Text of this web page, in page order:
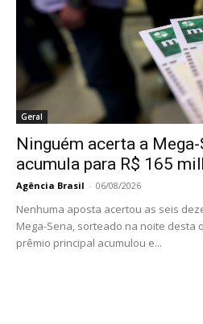
Geral
Ninguém acerta a
acumula para R$ 165
Agência Brasil - 06/08/2026
Nenhuma aposta acertou as seis
Mega-Sena, sorteado na noite desta
prêmio principal acumulou e...